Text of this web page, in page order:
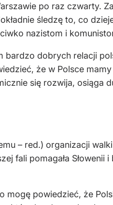
po raz czwarty.
śledzę to, co
nazistom i
bardzo dobrych relacji
że w Polsce
się rozwija, osiąga
– red.) organizacji
fali pomagała
mogę powiedzieć, że